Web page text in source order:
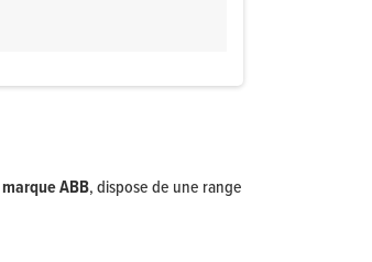
marque ABB, dispose de une range